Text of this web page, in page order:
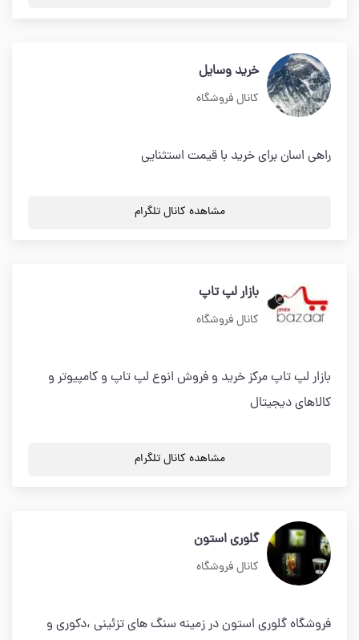
خرید وسایل
کانال فروشگاه
راهی اسان برای خرید با قیمت استثنایی
مشاهده کانال تلگرام
بازار لپ تاپ
کانال فروشگاه
بازار لپ تاپ مرکز خرید و فروش انوع لپ تاپ و کامپیوتر و
کالاهای دیجیتال
مشاهده کانال تلگرام
گلوری استون
کانال فروشگاه
فروشگاه گلوری استون در زمینه سنگ های تزئینی ،دکوری و